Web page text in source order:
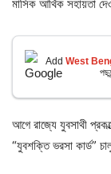
মাসিক আর্থিক সহায়তা
Add West
আগে রাজ্যে যুবসাথী
“যুবশক্তি ভরসা কার্ড”